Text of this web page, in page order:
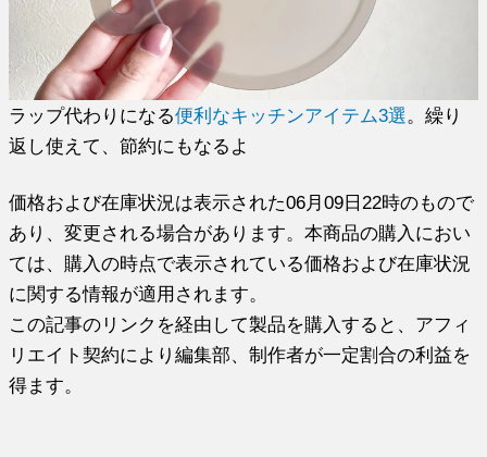
ラップ代わりになる便利なキッチンアイテム3選。繰り
返し使えて、節約にもなるよ
価格および在庫状況は表示された06月09日22時のもので
あり、変更される場合があります。本商品の購入におい
ては、購入の時点で表示されている価格および在庫状況
に関する情報が適用されます。
この記事のリンクを経由して製品を購入すると、アフィ
リエイト契約により編集部、制作者が一定割合の利益を
得ます。